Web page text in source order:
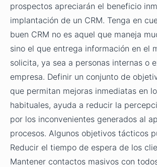
prospectos apreciarán el beneficio
implantación de un CRM. Tenga en
buen CRM no es aquel que maneja
sino el que entrega información en el
solicita, ya sea a personas internas o
empresa. Definir un conjunto de
que permitan mejoras inmediatas en
habituales, ayuda a reducir la
por los inconvenientes generados al
procesos. Algunos objetivos tácticos
Reducir el tiempo de espera de los
Mantener contactos masivos con